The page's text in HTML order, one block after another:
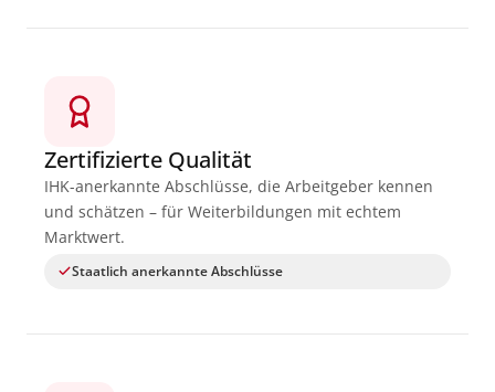
Zertifizierte Qualität
IHK-anerkannte Abschlüsse, die Arbeitgeber kennen
und schätzen – für Weiterbildungen mit echtem
Marktwert.
Staatlich anerkannte Abschlüsse